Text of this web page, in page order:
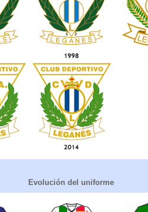
Evolución del uniforme